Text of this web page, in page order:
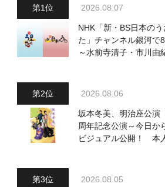
2026.08.07
NHK「新・BS日本の
た」チャンネル銀河
～水前寺清子・市川由
2026.08.06
坂本冬美、明治座公演
周年記念公演～今日か
ビジュアル公開！ 本
2026.08.05